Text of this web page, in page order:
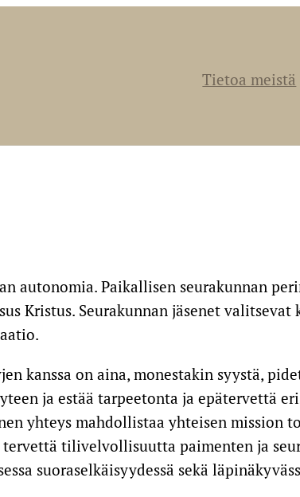
Tietoa meistä
autonomia. Paikallisen seurakunnan
Kristus. Seurakunnan jäsenet
kanssa on aina, monestakin syystä,
ja estää tarpeetonta ja epätervettä
yhteys mahdollistaa yhteisen mission
tilivelvollisuutta paimenten ja
suoraselkäisyydessä sekä